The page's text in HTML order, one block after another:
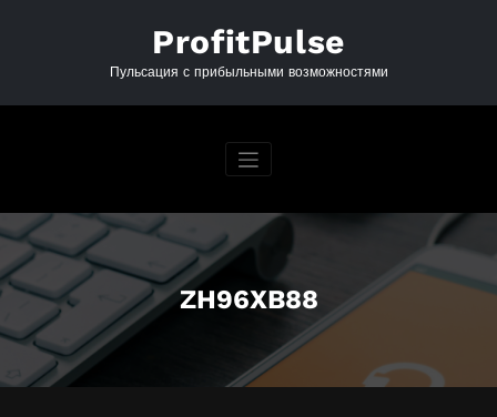
ProfitPulse
Пульсация с прибыльными возможностями
ZH96XB88